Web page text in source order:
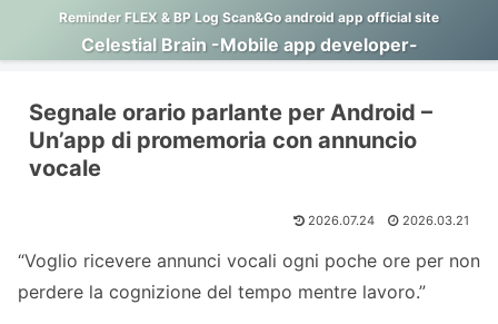
Reminder FLEX & BP Log Scan&Go android app official site
Celestial Brain -Mobile app developer-
Segnale orario parlante per Android –
Un’app di promemoria con annuncio
vocale
2026.07.24 2026.03.21
“Voglio ricevere annunci vocali ogni poche ore per non
perdere la cognizione del tempo mentre lavoro.”